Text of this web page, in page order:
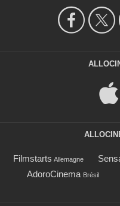
Filmstarts Allemagne
AdoroCinema Brésil